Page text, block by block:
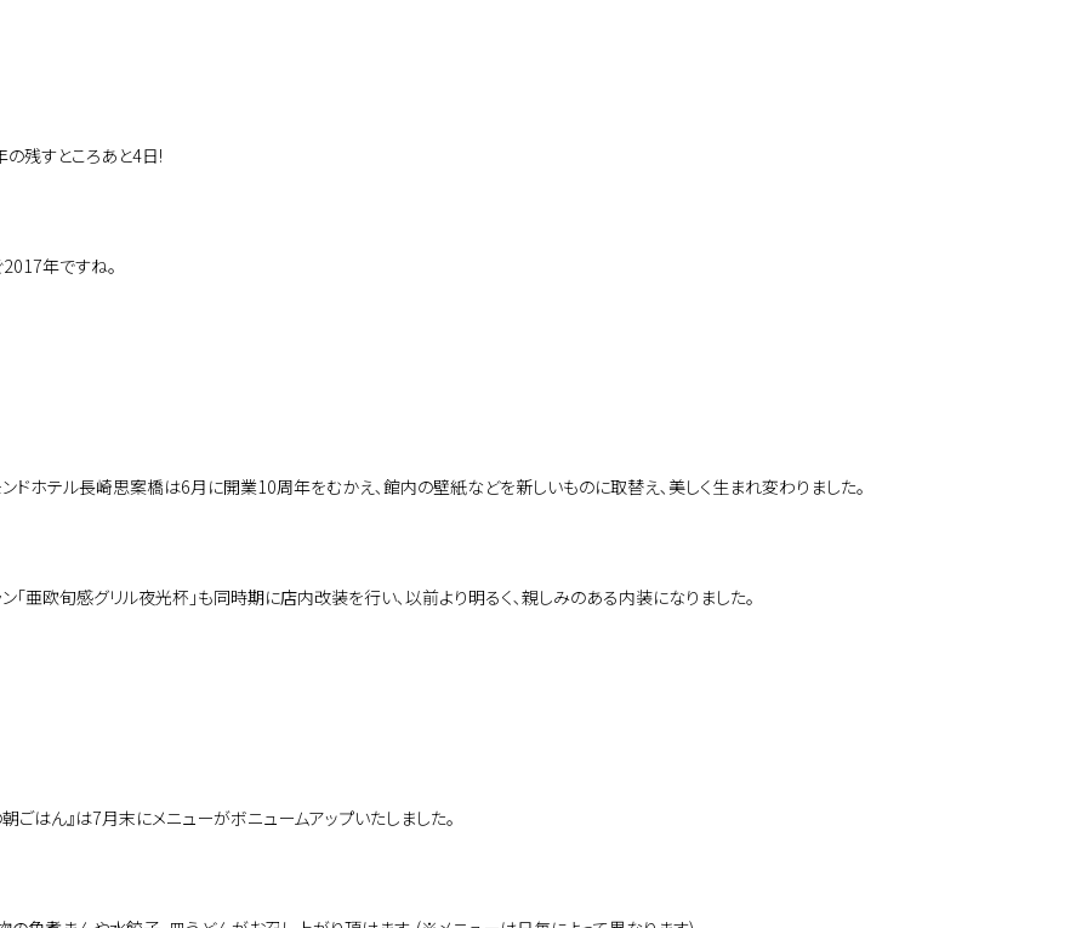
の残すところあと4日!
年ですね。
ンドホテル長崎思案橋は6月に開業10周年をむかえ､館内の壁紙などを新しいものに取替え､美しく生まれ変わりました｡
ン｢亜欧旬感グリル夜光杯｣も同時期に店内改装を行い､以前より明るく､親しみのある内装になりました｡
朝ごはん』は7月末にメニューがボニュームアップいたしました｡